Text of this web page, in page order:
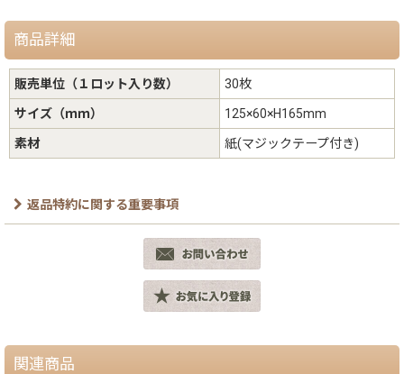
商品詳細
販売単位（１ロット入り数） 30枚
サイズ（ｍｍ） 125×60×H165mm
素材 紙(マジックテープ付き)
返品特約に関する重要事項
関連商品